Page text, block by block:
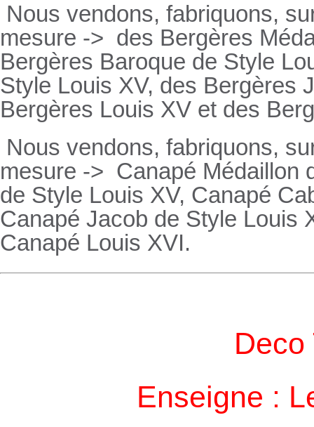
Nous vendons, fabriquons,
mesure -> des Bergères
Bergères Baroque de Style
Style Louis XV, des Bergères
Bergères Louis XV et des
Nous vendons, fabriquons,
mesure -> Canapé Médaillon
de Style Louis XV, Canapé
Canapé Jacob de Style Louis
Canapé Louis XVI.
Deco
Enseigne :